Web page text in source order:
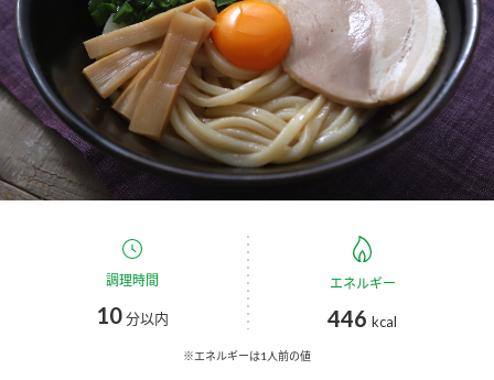
お酢ドリンク ぽん酢
みりん風・料理酒 鍋用調味料
つゆ
スープ 中華
ブランド・スペシャルサイト
ブランド・スペシャルサイト トップ
商品ブランドサイト
Fibee（ファイビー）
くらしプラ酢
お酢ドリンク
企業情報
国内事業概要
企業理念
ミツカンの歴史
ミツカンを知る
環境への取り組み
調理時間
10分以内
エネルギー
446 kcal
※エネルギーは1人前の値